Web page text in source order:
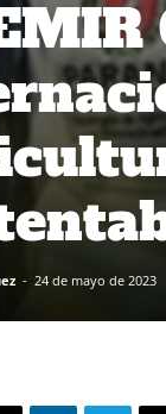
- 24 de mayo de 2023